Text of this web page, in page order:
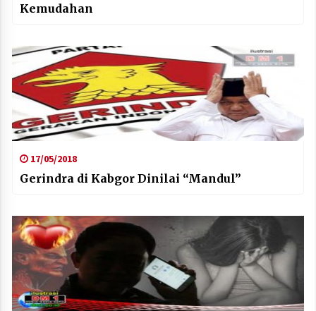
Kemudahan
17/05/2018
Gerindra di Kabgor Dinilai “Mandul”